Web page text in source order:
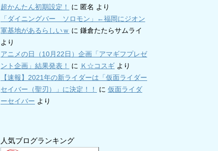
超かんたん初期設定！
に 匿名 より
「ダイニングバー ソロモン」←福岡にジオン
軍基地があるらしいｗ に 鎌倉たたらサムライ
より
アニメの日（10月22日）企画「アマギフプレゼ
ント企画」結果発表！
に Ｋ☆コスギ より
【速報】2021年の新ライダーは「仮面ライダー
セイバー（聖刃）」に決定！！
に 仮面ライダ
ーセイバー より
人気ブログランキング